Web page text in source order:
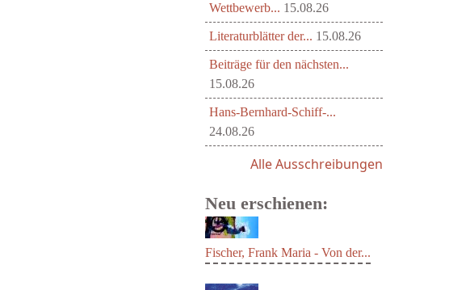
Wettbewerb... 15.08.26
Literaturblätter der... 15.08.26
Beiträge für den nächsten...
15.08.26
Hans-Bernhard-Schiff-...
24.08.26
Alle Ausschreibungen
Neu erschienen: